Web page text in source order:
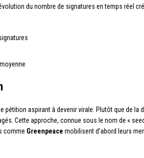
du nombre de signatures en temps réel
aspirant à devenir virale. Plutôt que de
Cette approche, connue sous le nom de «
comme Greenpeace mobilisent d’abord leurs